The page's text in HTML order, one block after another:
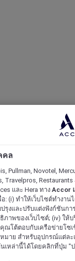
คล
Pullman, Novotel,
Travelpros,
และ Hera ทาง Accor
(i) ทำให้เว็บไซต์ทำงา
รุงและปรับแต่งฟังก์ชันก
าพของเว็บไซต์; (iv) ให้
ณโต้ตอบกับเครือข่ายโซ
มาย สำหรับอุปกรณ์แต่ล
เหล่านี้ได้โดยคลิกที่ปุ่ม "ป